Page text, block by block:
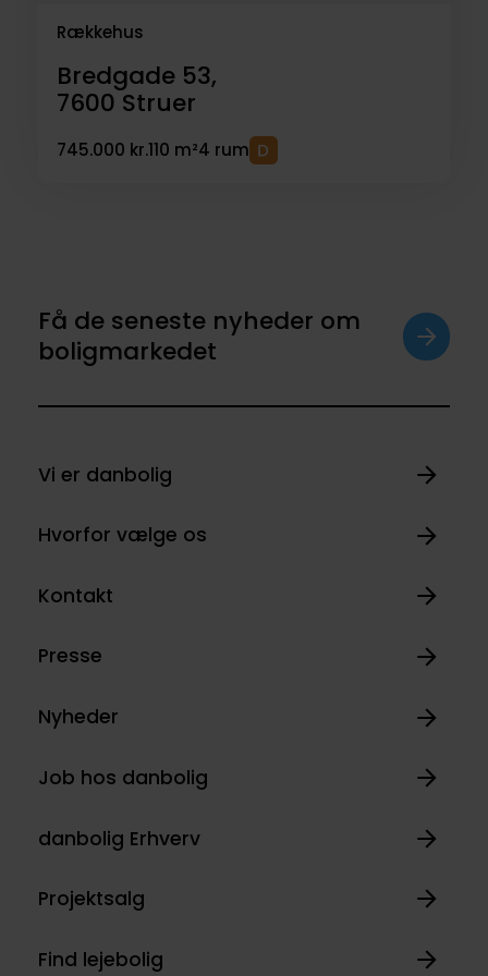
Rækkehus
Bredgade 53,
7600 Struer
745.000 kr.110 m²4 rum
Få de seneste nyheder om
boligmarkedet
Vi er danbolig
Hvorfor vælge os
Kontakt
Presse
Nyheder
Job hos danbolig
danbolig Erhverv
Projektsalg
Find lejebolig